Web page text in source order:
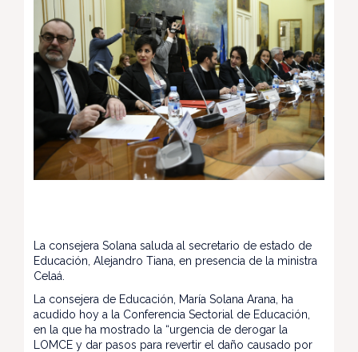
La consejera Solana saluda al secretario de estado de
Educación, Alejandro Tiana, en presencia de la ministra
Celaá.
La consejera de Educación, María Solana Arana, ha
acudido hoy a la Conferencia Sectorial de Educación,
en la que ha mostrado la “urgencia de derogar la
LOMCE y dar pasos para revertir el daño causado por